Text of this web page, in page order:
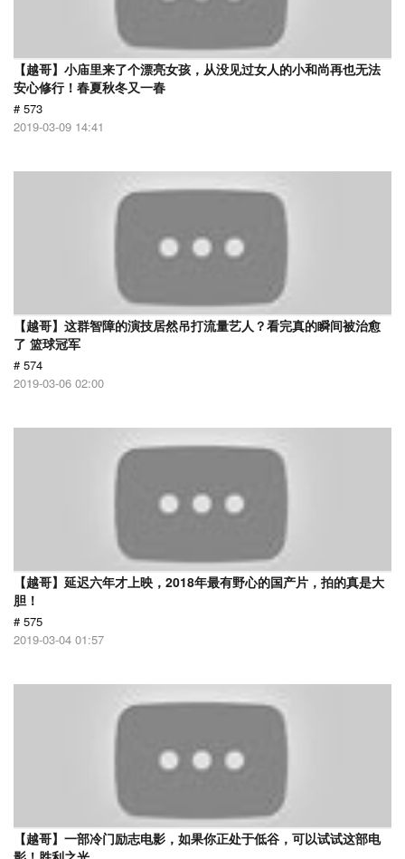
【越哥】小庙里来了个漂亮女孩，从没见过女人的小和尚再也无法
安心修行！春夏秋冬又一春
# 573
2019-03-09 14:41
【越哥】这群智障的演技居然吊打流量艺人？看完真的瞬间被治愈
了 篮球冠军
# 574
2019-03-06 02:00
【越哥】延迟六年才上映，2018年最有野心的国产片，拍的真是大
胆！
# 575
2019-03-04 01:57
【越哥】一部冷门励志电影，如果你正处于低谷，可以试试这部电